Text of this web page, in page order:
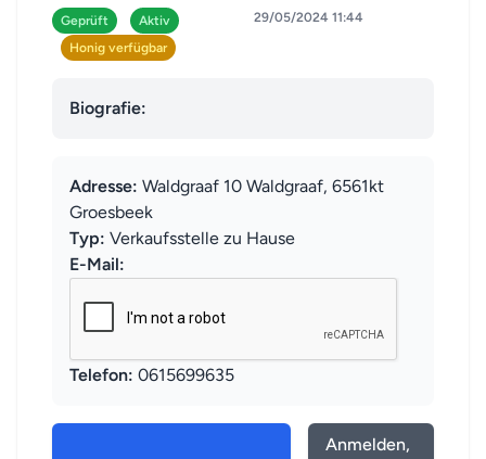
Geprüft
Aktiv
Honig verfügbar
29/05/2024 11:44
Biografie:
Adresse: Waldgraaf 10 Waldgraaf, 6561kt
Groesbeek
Typ: Verkaufsstelle zu Hause
E-Mail:
Telefon: 0615699635
Anmelden,